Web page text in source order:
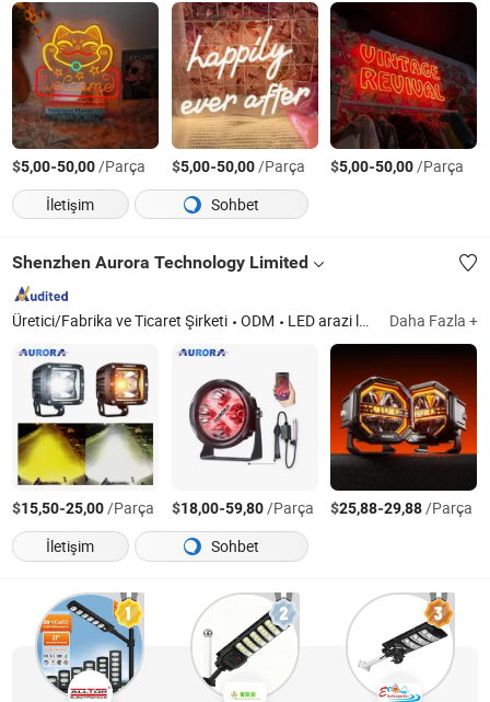
$5,00-50,00/Parça $5,00-50,00/Parça $5,00-50,00/Parça
İletişim
Sohbet
Shenzhen Aurora Technology Limited
Üretici/Fabrika ve Ticaret Şirketi ODM LED arazi lambası, LED motosiklet lambası, otomobil farı Daha Fazla +
$15,50-25,00/Parça $18,00-59,80/Parça $25,88-29,88/Parça
İletişim
Sohbet